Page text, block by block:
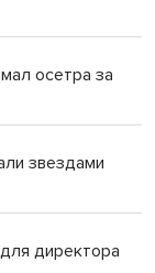
осетра за
звездами
директора